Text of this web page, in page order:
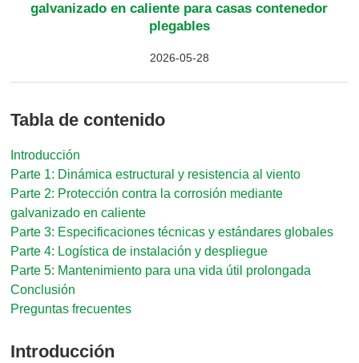
galvanizado en caliente para casas contenedor
plegables
2026-05-28
Tabla de contenido
Introducción
Parte 1: Dinámica estructural y resistencia al viento
Parte 2: Protección contra la corrosión mediante
galvanizado en caliente
Parte 3: Especificaciones técnicas y estándares globales
Parte 4: Logística de instalación y despliegue
Parte 5: Mantenimiento para una vida útil prolongada
Conclusión
Preguntas frecuentes
Introducción